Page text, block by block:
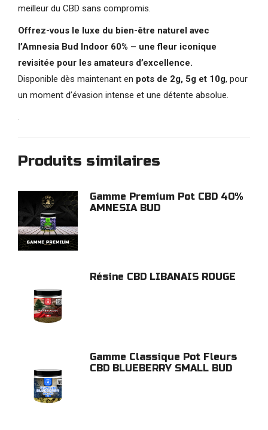
meilleur du CBD sans compromis.
Offrez-vous le luxe du bien-être naturel avec
l’Amnesia Bud Indoor 60% – une fleur iconique
revisitée pour les amateurs d’excellence.
Disponible dès maintenant en pots de 2g, 5g et 10g, pour
un moment d’évasion intense et une détente absolue.
Produits similaires
Gamme Premium Pot CBD 40%
AMNESIA BUD
Résine CBD LIBANAIS ROUGE
Gamme Classique Pot Fleurs
CBD BLUEBERRY SMALL BUD